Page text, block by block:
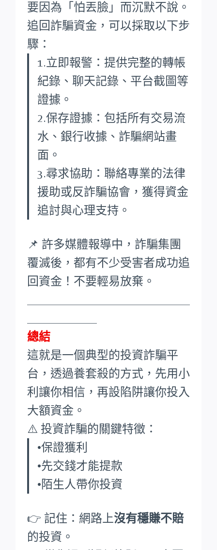
要因為「怕丟臉」而沉默不說。
追回詐騙資金，可以採取以下步
驟：
1.立即報警：提供完整的轉帳
紀錄、聊天記錄、平台截圖等
證據。
2.保存證據：包括所有交易流
水、銀行收據、詐騙網站畫
面。
3.尋求協助：聯絡專業的法律
援助或反詐騙協會，獲得資金
追討與心理支持。
📌 許多媒體報導中，詐騙集團
覆滅後，都有不少受害者成功追
回資金！不要輕易放棄。
總結
這就是一個典型的投資詐騙平
台，透過養套殺的方式，先用小
利讓你相信，再設陷阱讓你投入
大額資金。
⚠️ 投資詐騙的關鍵特徵：
•保證獲利
•先交錢才能提款
•陌生人帶你投資
👉 記住：網路上沒有穩賺不賠
的投資。